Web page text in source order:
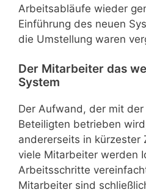
Arbeitsabläufe wieder
Einführung des neuen
die Umstellung waren
Der Mitarbeiter das
System
Der Aufwand, der mit
Beteiligten betrieben
andererseits in kürzester
viele Mitarbeiter werden
Arbeitsschritte
Mitarbeiter sind